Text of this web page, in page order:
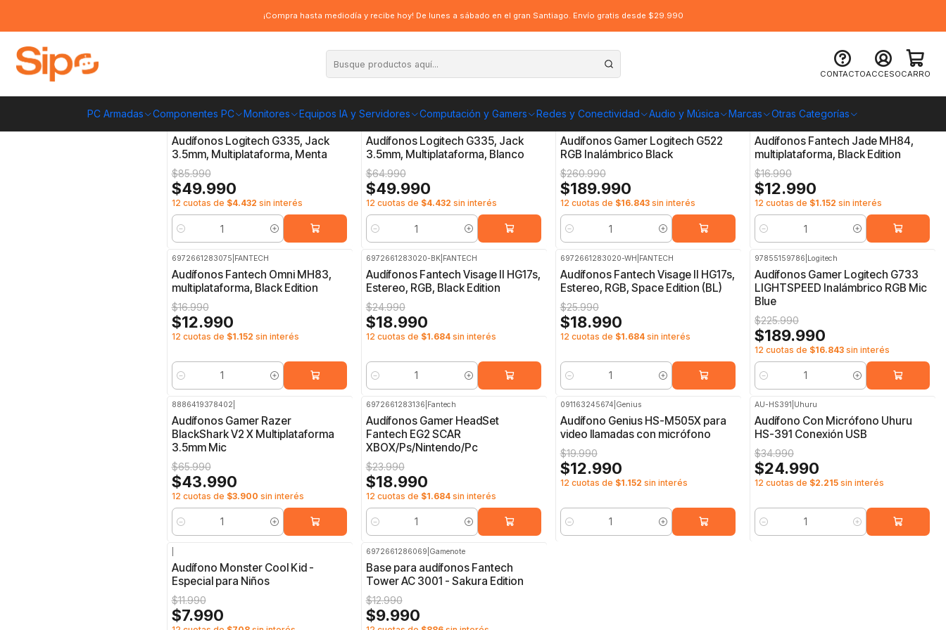
CONTACTOACCESOCARRO
PC Armadas Componentes PC Monitores Equipos IA y Servidores Computación y Gamers Redes y Conectividad Audio y Música Marcas Otras Categorías
¡Compra hasta mediodía y recibe hoy! De lunes a sábado en el gran Santiago. Envío gratis desde $29.990
Audífonos
-42%OFF
Audífonos Logitech G335, Jack
3.5mm, Multiplataforma, Menta
$85.990
$49.990
12 cuotas de $4.432 sin interés
Cantidad
-23%OFF
Audífonos Logitech G335, Jack
3.5mm, Multiplataforma, Blanco
$64.990
$49.990
12 cuotas de $4.432 sin interés
Cantidad
-27%OFF
Audífonos Gamer Logitech G522
RGB Inalámbrico Black
$260.990
$189.990
12 cuotas de $16.843sin interés
Cantidad
-24%OFF
Audífonos Fantech Jade MH84,
multiplataforma, Black Edition
$16.990
$12.990
12 cuotas de $1.152 sin interés
Cantidad
6972661283075 FANTECH
Audífonos Fantech Omni MH83,
multiplataforma, Black Edition
$16.990
$12.990
12 cuotas de $1.152 sin interés
Cantidad
6972661283020-BK| FANTECH
Audífonos Fantech Visage II HG17s,
Estereo, RGB, Black Edition
$24.990
$18.990
12 cuotas de $1.684sin interés
Cantidad
6972661283020-WH FANTECH
Audífonos Fantech Visage II HG17s,
Estereo, RGB, Space Edition (BL)
$25.990
$18.990
12 cuotas de $1.684sin interés
Cantidad
97855159786 Logitech
Audífonos Gamer Logitech G733
LIGHTSPEED Inalámbrico RGB Mic
Blue
$225.990
$189.990
12 cuotas de $16.843sin interés
Cantidad
8886419378402
Audífonos Gamer Razer
BlackShark V2 X Multiplataforma
3.5mm Mic
$65.990
$43.990
12 cuotas de $3.900 sin interés
Cantidad
6972661283136 Fantech
Audífonos Gamer HeadSet
Fantech EG2 SCAR
XBOX/Ps/Nintendo/Pc
$23.990
$18.990
12 cuotas de $1.684sin interés
Cantidad
091163245674 Genius
Audífono Genius HS-M505X para
video llamadas con micrófono
$19.990
$12.990
12 cuotas de $1.152 sin interés
Cantidad
OFF
AU-HS391 Uhuru
Audífono Con Micrófono Uhuru
HS-391 Conexión USB
$34.990
$24.990
12 cuotas de $2.215sin interés
Cantidad
Audífono Monster Cool Kid -
Especial para Niños
$11.990
$7.990
6972661286069 Gamenote
Base para audífonos Fantech
Tower AC 3001 - Sakura Edition
$12.990
$9.990